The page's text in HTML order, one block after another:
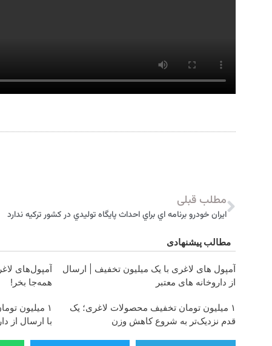
مطلب قبلی
ايران خودرو برنامه اي براي احداث پايگاه توليدي در كشور تركيه ندارد
مطالب پیشنهادی
آمپول های لاغری با یک میلیون تخفیف | ارسال
از داروخانه های معتبر
همه‌جا بخر!
۱ میلیون تومان تخفیف محصولات لاغری؛ یک
قدم نزدیک‌تر به شروع کاهش وزن
۱ میلیون
با ارسال از